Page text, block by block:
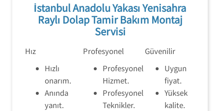
İstanbul Anadolu Yakası Yenisahra
Raylı Dolap Tamir Bakım Montaj
Servisi
Hız
Hızlı
onarım.
Anında
yanıt.
Profesyonel
Profesyonel
Hizmet.
Profesyonel
Teknikler.
Güvenilir
Uygun
fiyat.
Yüksek
kalite.